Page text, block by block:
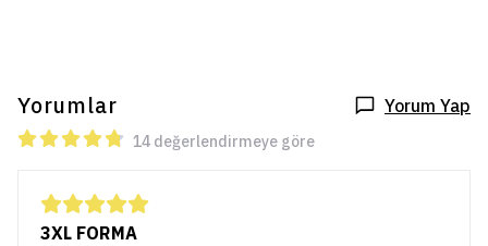
Yorumlar Yorum Yap
14 değerlendirmeye göre
3XL FORMA